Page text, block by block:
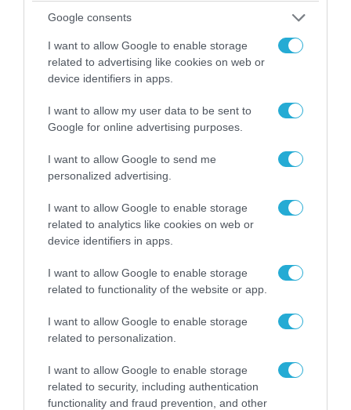
Google consents
I want to allow Google to enable storage
related to advertising like cookies on web or
device identifiers in apps.
I want to allow my user data to be sent to
Google for online advertising purposes.
I want to allow Google to send me
personalized advertising.
I want to allow Google to enable storage
related to analytics like cookies on web or
device identifiers in apps.
I want to allow Google to enable storage
related to functionality of the website or app.
I want to allow Google to enable storage
related to personalization.
I want to allow Google to enable storage
related to security, including authentication
functionality and fraud prevention, and other
εξοπλισμό των ΗΠΑ με Ουκρανούς και
Αμερικανούς μισθοφόρους – Δείτε βίντεο
Απετράπη το εγχείρημα Ουκρανών για
αντεπίθεση στο Κολομίγτσι: Δείτε το πριν & το